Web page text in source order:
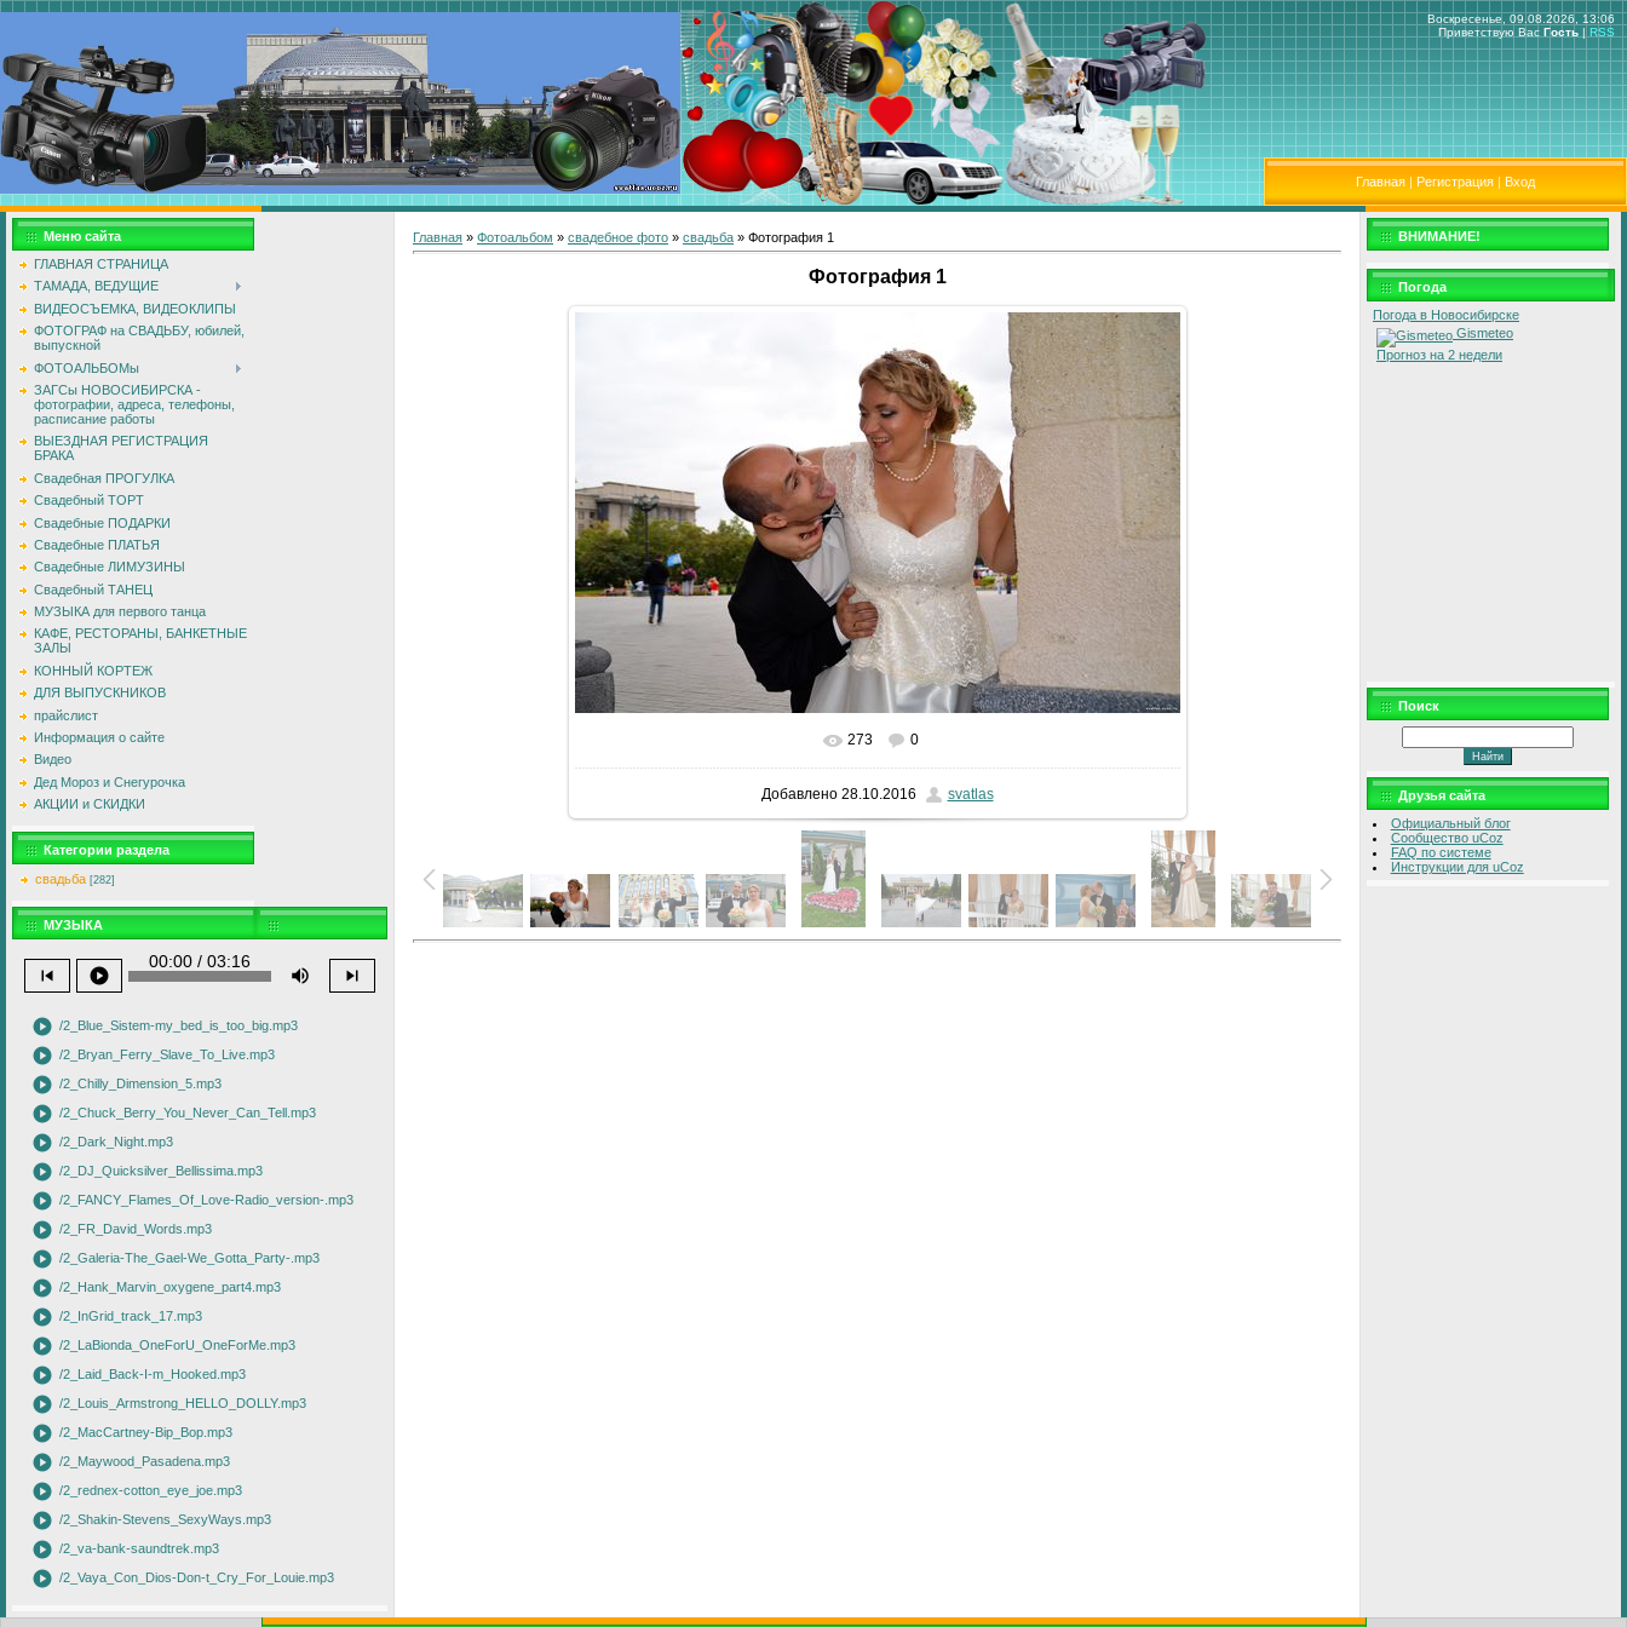
Воскресенье, 09.08.2026, 13:06
Приветствую Вас Гость | RSS
Главная | Регистрация | Вход
Меню сайта
ГЛАВНАЯ СТРАНИЦА
ТАМАДА, ВЕДУЩИЕ
ВИДЕОСЪЕМКА, ВИДЕОКЛИПЫ
ФОТОГРАФ на СВАДЬБУ, юбилей,
выпускной
ФОТОАЛЬБОМы
ЗАГСы НОВОСИБИРСКА -
фотографии, адреса, телефоны,
расписание работы
ВЫЕЗДНАЯ РЕГИСТРАЦИЯ
БРАКА
Свадебная ПРОГУЛКА
Свадебный ТОРТ
Свадебные ПОДАРКИ
Свадебные ПЛАТЬЯ
Свадебные ЛИМУЗИНЫ
Свадебный ТАНЕЦ
МУЗЫКА для первого танца
КАФЕ, РЕСТОРАНЫ, БАНКЕТНЫЕ
ЗАЛЫ
КОННЫЙ КОРТЕЖ
ДЛЯ ВЫПУСКНИКОВ
прайслист
Информация о сайте
Видео
Дед Мороз и Снегурочка
АКЦИИ и СКИДКИ
Категории раздела
свадьба [282]
МУЗЫКА
skip_previous play_circle
00:00 / 03:16
volume_up skip_next
play_circle /2_Blue_Sistem-my_bed_is_too_big.mp3
play_circle /2_Bryan_Ferry_Slave_To_Live.mp3
play_circle /2_Chilly_Dimension_5.mp3
play_circle /2_Chuck_Berry_You_Never_Can_Tell.mp3
play_circle /2_Dark_Night.mp3
play_circle /2_DJ_Quicksilver_Bellissima.mp3
play_circle /2_FANCY_Flames_Of_Love-Radio_version-.mp3
play_circle /2_FR_David_Words.mp3
play_circle /2_Galeria-The_Gael-We_Gotta_Party-.mp3
play_circle /2_Hank_Marvin_oxygene_part4.mp3
play_circle /2_InGrid_track_17.mp3
play_circle /2_LaBionda_OneForU_OneForMe.mp3
play_circle /2_Laid_Back-I-m_Hooked.mp3
play_circle /2_Louis_Armstrong_HELLO_DOLLY.mp3
play_circle /2_MacCartney-Bip_Bop.mp3
play_circle /2_Maywood_Pasadena.mp3
play_circle /2_rednex-cotton_eye_joe.mp3
play_circle /2_Shakin-Stevens_SexyWays.mp3
play_circle /2_va-bank-saundtrek.mp3
play_circle /2_Vaya_Con_Dios-Don-t_Cry_For_Louie.mp3
Главная » Фотоальбом » свадебное фото » свадьба » Фотография 1
Фотография 1
В реальном размере 2000x1325
273 0
Добавлено28.10.2016 svatlas
ВНИМАНИЕ!
Погода
Погода в Новосибирске
Gismeteo
Прогноз на 2 недели
Поиск
Друзья сайта
Официальный блог
Сообщество uCoz
FAQ по системе
Инструкции для uCoz